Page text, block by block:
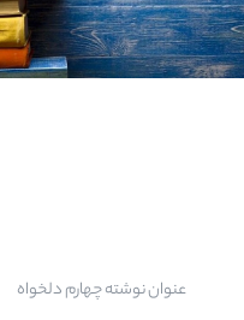
عنوان نوشته چهارم دلخواه
بصورت تلفنی